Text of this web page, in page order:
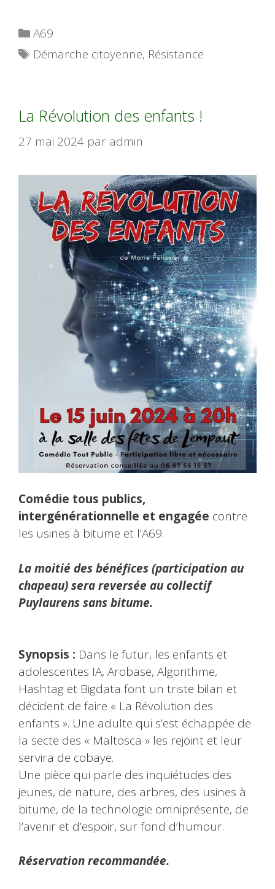
Catégories
A69
Étiquettes
Démarche citoyenne, Résistance
La Révolution des enfants !
27 mai 2024 par admin
Comédie tous publics,
intergénérationnelle et engagée contre
les usines à bitume et l’A69.
La moitié des bénéfices (participation au
chapeau) sera reversée au collectif
Puylaurens sans bitume.
Synopsis : Dans le futur, les enfants et
adolescentes IA, Arobase, Algorithme,
Hashtag et Bigdata font un triste bilan et
décident de faire « La Révolution des
enfants ». Une adulte qui s’est échappée de
la secte des « Maltosca » les rejoint et leur
servira de cobaye.
Une pièce qui parle des inquiétudes des
jeunes, de nature, des arbres, des usines à
bitume, de la technologie omniprésente, de
l’avenir et d’espoir, sur fond d’humour.
Réservation recommandée.